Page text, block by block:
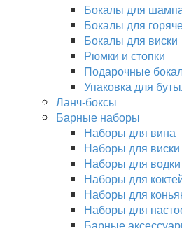
Бокалы для
Бокалы для
Бокалы для виски
Рюмки и стопки
Подарочные
Упаковка для
Ланч-боксы
Барные наборы
Наборы для вина
Наборы для виски
Наборы для водки
Наборы для
Наборы для
Наборы для